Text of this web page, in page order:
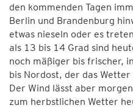
den kommenden Tagen
Berlin und Brandenburg
etwas nieseln oder es
als 13 bis 14 Grad sind
noch mäßiger bis frischer,
bis Nordost, der das
Der Wind lässt aber
zum herbstlichen Wetter